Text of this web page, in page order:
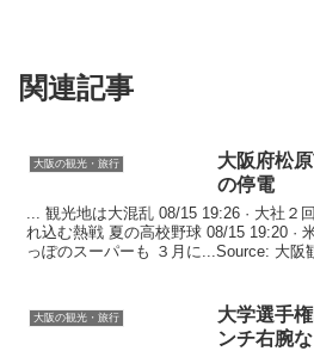
関連記事
大阪の観光・旅行 大阪府松
の停電
... 観光地は大混乱 08/15 19:26 · 大社２
れ込む熱戦 夏の高校野球 08/15 19:20 ·
っぽのスーパーも ３月に...Source: 大阪
大阪の観光・旅行
大学選手
ンチ右腕